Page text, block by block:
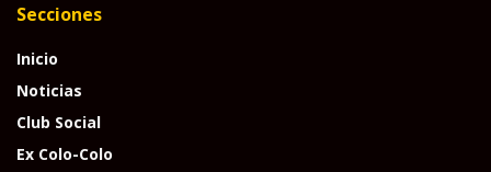
Secciones
Inicio
Noticias
Club Social
Ex Colo-Colo